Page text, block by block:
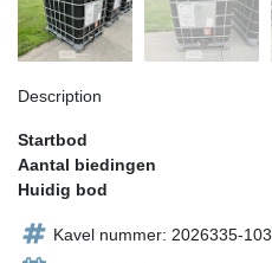
Description
Startbod
Aantal biedingen
Huidig bod
Kavel nummer: 2026335-103